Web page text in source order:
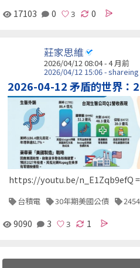
17103
0 0
莊家思維
2026/04/12 08:04 - 4 月前
2026/04/12 15:06 - shareing
2026-04-12 矛盾的世界：
https://youtu.be/n_E1Zqb9efQ
台積電 30年期美國公債 2454
9090 3 1